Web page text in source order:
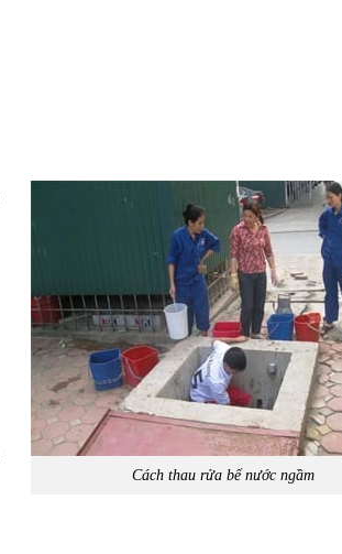
Cách thau rửa bể nước ngầm